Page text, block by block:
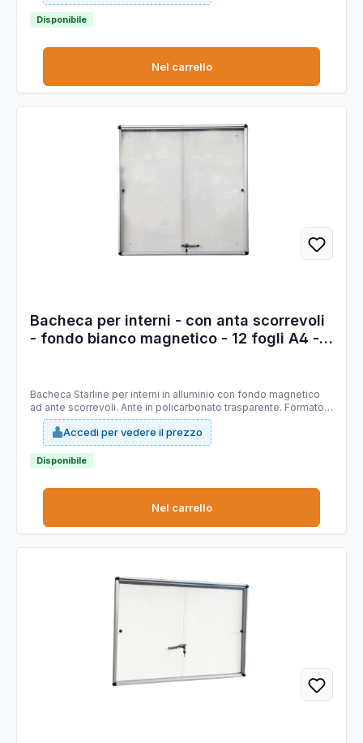
Disponibile
Nel carrello
Bacheca per interni - con anta scorrevoli
- fondo bianco magnetico - 12 fogli A4 -
Bacheca Starline per interni in alluminio con fondo magnetico
ad ante scorrevoli. Ante in policarbonato trasparente. Formato:
12xA4 VERTICALE. Formato esterno: 1000X1000X45mm.
Accedi per vedere il prezzo
Disponibile
Nel carrello